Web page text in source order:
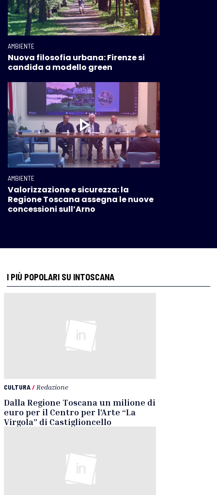
AMBIENTE
Nuova filosofia urbana: Firenze si
candida a modello green
AMBIENTE
Valorizzazione e sicurezza: la
Regione Toscana assegna le nuove
concessioni sull’Arno
I PIÙ POPOLARI SU INTOSCANA
CULTURA/ Redazione
Dalla Regione Toscana un milione di
euro per il Centro per l’Arte “La
Virgola” di Castiglioncello